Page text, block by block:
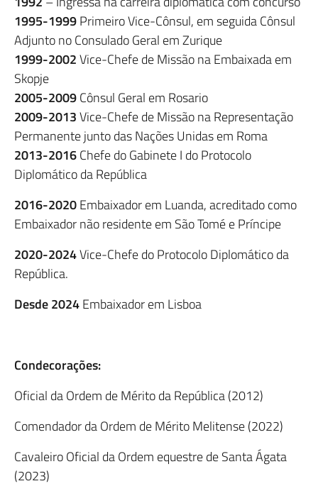
1995-1999Primeiro Vice-Cônsul, em seguida Cônsul
Adjunto no Consulado Geral em Zurique
1999-2002Vice-Chefe de Missão na Embaixada em
Skopje
2005-2009Cônsul Geral em Rosario
2009-2013Vice-Chefe de Missão na Representação
Permanente junto das Nações Unidas em Roma
2013-2016Chefe do Gabinete I do Protocolo
Diplomático da República
2016-2020Embaixador em Luanda, acreditado como
Embaixador não residente em São Tomé e Príncipe
2020-2024Vice-Chefe do Protocolo Diplomático da
República.
Desde 2024Embaixador em Lisboa
Condecorações:
Oficial da Ordem de Mérito da República (2012)
Comendador da Ordem de Mérito Melitense (2022)
Cavaleiro Oficial da Ordem equestre de Santa Ágata
(2023)